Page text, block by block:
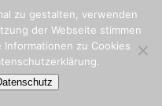
zu gestalten, verwenden
der Webseite stimmen
zu Cookies